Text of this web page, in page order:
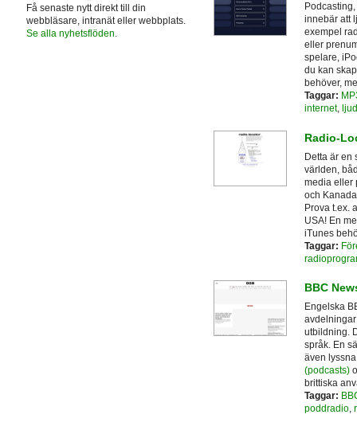
Få senaste nytt direkt till din
webbläsare, intranät eller webbplats.
Se alla nyhetsflöden.
innebär att
exempel
eller
spelare,
du kan
behöver,
Taggar:
internet,
Radio-
Detta är en
världen,
media eller
och
Prova t.ex.
USA! En
iTunes
Taggar:
BBC
Engelska
utbildning.
språk. En
även
(podcasts)
brittiska
Taggar:
poddradio,